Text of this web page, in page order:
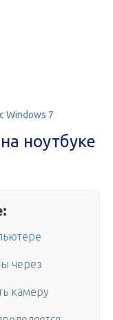
Windows 7
ноутбуке
через
камеру